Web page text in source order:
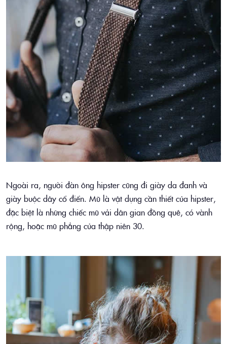
Ngoài ra, người đàn ông hipster cũng đi giày da đanh và
giày buộc dây cổ điển. Mũ là vật dụng cần thiết của hipster,
đặc biệt là những chiếc mũ vải dân gian đồng quê, có vành
rộng, hoặc mũ phẳng của thập niên 30.